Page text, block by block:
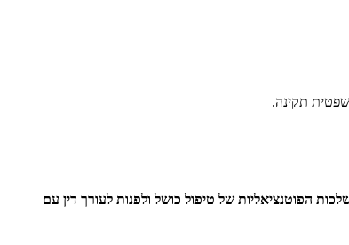
תקינה.
הפוטנציאליות של טיפול כושל ולפנות לעורך דין עם